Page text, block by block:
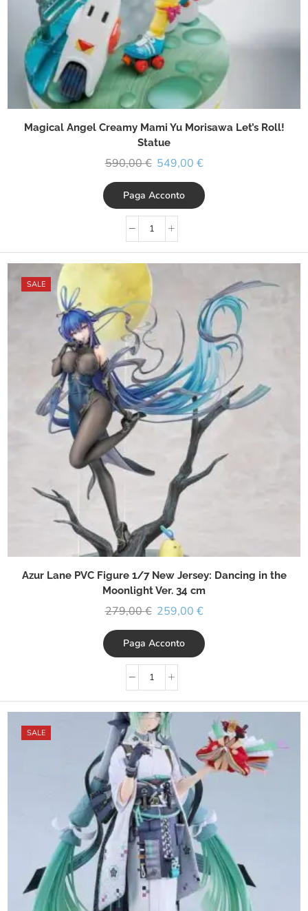
Magical Angel Creamy Mami Yu Morisawa Let’s Roll!
Statue
590,00€ 549,00 €
Paga Acconto
SALE
Azur Lane PVC Figure 1/7 New Jersey: Dancing in the
Moonlight Ver. 34 cm
279,00€ 259,00 €
Paga Acconto
SALE